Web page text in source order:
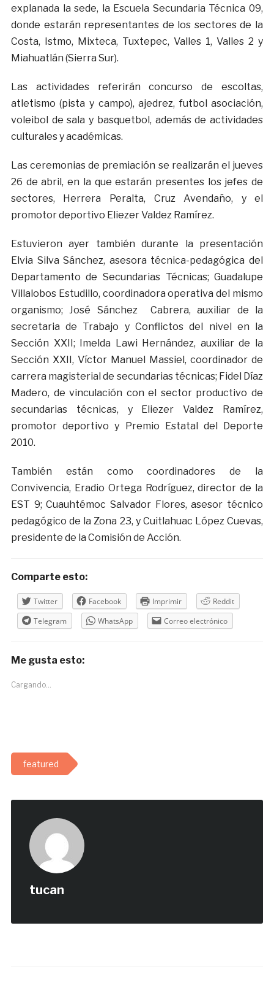
explanada la sede, la Escuela Secundaria Técnica 09,
donde estarán representantes de los sectores de la
Costa, Istmo, Mixteca, Tuxtepec, Valles 1, Valles 2 y
Miahuatlán (Sierra Sur).
Las actividades referirán concurso de escoltas,
atletismo (pista y campo), ajedrez, futbol asociación,
voleibol de sala y basquetbol, además de actividades
culturales y académicas.
Las ceremonias de premiación se realizarán el jueves
26 de abril, en la que estarán presentes los jefes de
sectores, Herrera Peralta, Cruz Avendaño, y el
promotor deportivo Eliezer Valdez Ramírez.
Estuvieron ayer también durante la presentación
Elvia Silva Sánchez, asesora técnica-pedagógica del
Departamento de Secundarias Técnicas; Guadalupe
Villalobos Estudillo, coordinadora operativa del mismo
organismo; José Sánchez Cabrera, auxiliar de la
secretaria de Trabajo y Conflictos del nivel en la
Sección XXII; Imelda Lawi Hernández, auxiliar de la
Sección XXII, Víctor Manuel Massiel, coordinador de
carrera magisterial de secundarias técnicas; Fidel Díaz
Madero, de vinculación con el sector productivo de
secundarias técnicas, y Eliezer Valdez Ramírez,
promotor deportivo y Premio Estatal del Deporte
2010.
También están como coordinadores de la
Convivencia, Eradio Ortega Rodríguez, director de la
EST 9; Cuauhtémoc Salvador Flores, asesor técnico
pedagógico de la Zona 23, y Cuitlahuac López Cuevas,
presidente de la Comisión de Acción.
Comparte esto:
Twitter Facebook Imprimir
Reddit
Telegram
WhatsApp Correo electrónico
Me gusta esto:
Cargando...
featured
tucan